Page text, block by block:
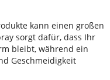
kann einen großen
sorgt dafür, dass Ihr
bleibt, während ein
Geschmeidigkeit